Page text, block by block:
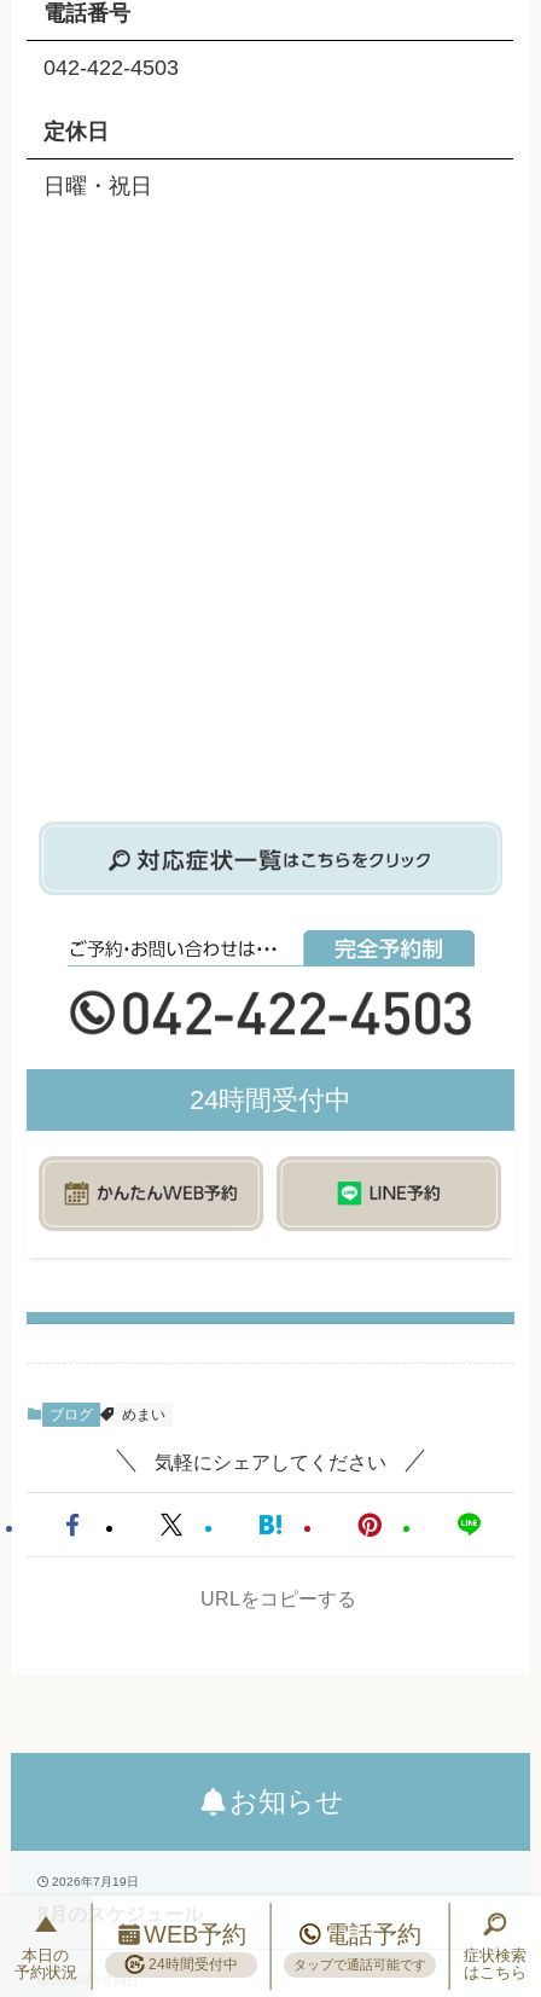
電話番号
042-422-4503
定休日
日曜・祝日
24時間受付中
ブログ めまい
気軽にシェアしてください
URLをコピーする
お知らせ
2026年7月19日
8月のスケジュール
2026年6月24日
本日の
予約状況
WEB予約
24時間受付中
電話予約
タップで通話可能です
症状検索
はこちら